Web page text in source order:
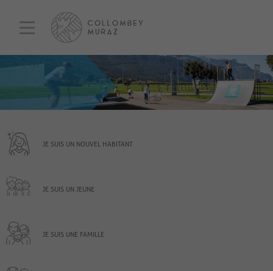
JE SUIS UN NOUVEL HABITANT
JE SUIS UN JEUNE
JE SUIS UNE FAMILLE